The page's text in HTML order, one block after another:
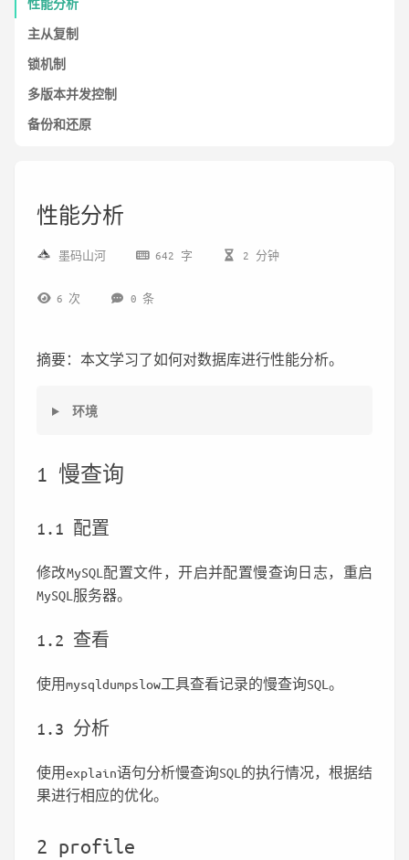
性能分析
墨码山河 642 字 2 分钟
6 次 0 条
摘要：本文学习了如何对数据库进行性能分析。
环境
1 慢查询
1.1 配置
修改MySQL配置文件，开启并配置慢查询日志，重启
MySQL服务器。
1.2 查看
使用mysqldumpslow工具查看记录的慢查询SQL。
1.3 分析
使用explain语句分析慢查询SQL的执行情况，根据结
果进行相应的优化。
2 profile
性能分析
主从复制
锁机制
多版本并发控制
备份和还原